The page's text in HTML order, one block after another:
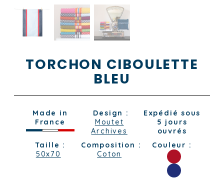
TORCHON CIBOULETTE
BLEU
Made in
France
Design :
Moutet
Archives
Expédié sous
5 jours
ouvrés
Taille :
50x70
Composition :
Coton
Couleur :